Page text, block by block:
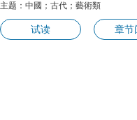
主题：中國；古代；藝術類
试读 章节